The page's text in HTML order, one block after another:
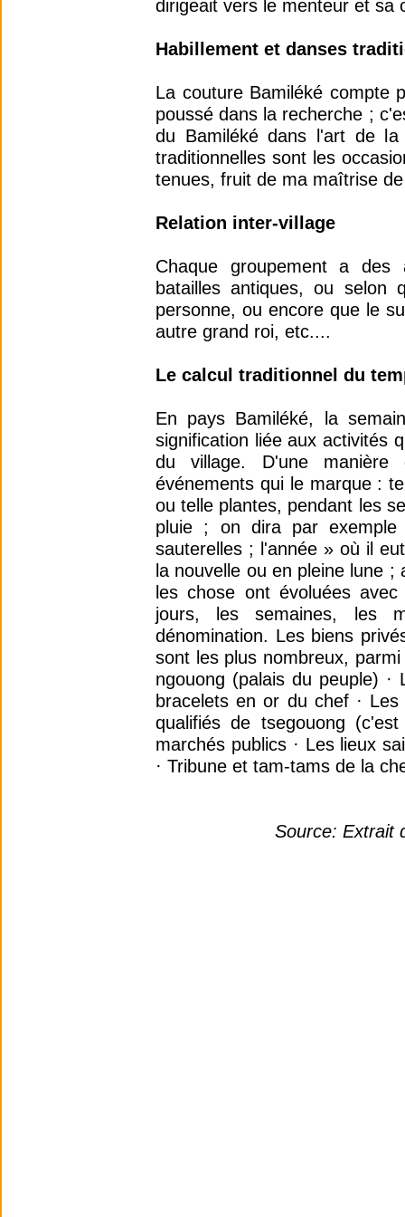
dirigeait vers le menteur et sa
Habillement et danses
La couture Bamiléké compte
poussé dans la recherche ;
du Bamiléké dans l'art de la
traditionnelles sont les
tenues, fruit de ma maîtrise
Relation inter-village
Chaque groupement a des
batailles antiques, ou
personne, ou encore que le
autre grand roi, etc....
Le calcul traditionnel du
En pays Bamiléké, la
signification liée aux activités
du village. D'une
événements qui le marque :
ou telle plantes, pendant les
pluie ; on dira par
sauterelles ; l'année » où il
la nouvelle ou en pleine lune
les chose ont évoluées
jours, les semaines, les
dénomination. Les biens
sont les plus nombreux,
ngouong (palais du peuple)
bracelets en or du chef ·
qualifiés de tsegouong
marchés publics · Les lieux
· Tribune et tam-tams de la
Source: Extrait